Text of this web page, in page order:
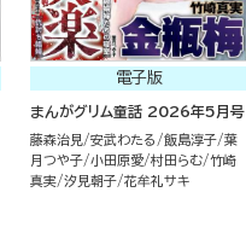
電子版
まんがグリム童話 2026年5月号
藤森治見 安武わたる 飯島淳子 葉
月つや子 小田原愛 村田らむ 竹崎
真実 汐見朝子 花牟礼サキ